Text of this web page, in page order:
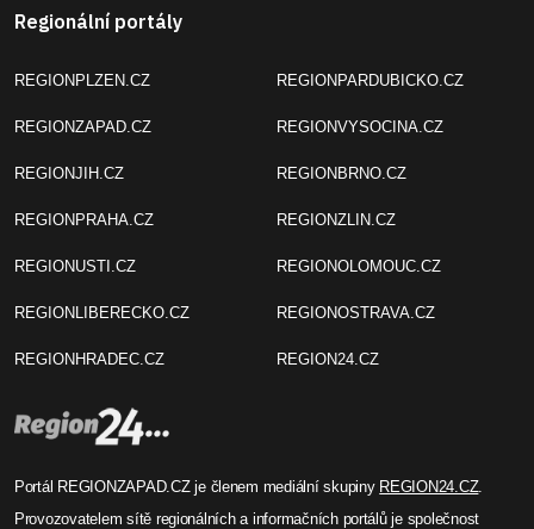
Regionální portály
REGIONPLZEN.CZ
REGIONZAPAD.CZ
REGIONJIH.CZ
REGIONPRAHA.CZ
REGIONUSTI.CZ
REGIONLIBERECKO.CZ
REGIONHRADEC.CZ
REGIONPARDUBICKO.CZ
REGIONVYSOCINA.CZ
REGIONBRNO.CZ
REGIONZLIN.CZ
REGIONOLOMOUC.CZ
REGIONOSTRAVA.CZ
REGION24.CZ
Portál REGIONZAPAD.CZ je členem mediální skupiny REGION24.CZ.
Provozovatelem sítě regionálních a informačních portálů je společnost